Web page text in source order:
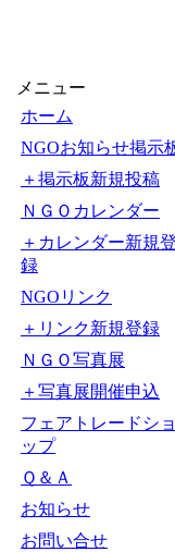
メニュー
ホーム
NGOお知らせ掲示
＋掲示板新規投稿
ＮＧＯカレンダー
＋カレンダー新規登
録
NGOリンク
＋リンク新規登録
ＮＧＯ写真展
＋写真展開催申込
フェアトレードショ
ップ
Ｑ＆Ａ
お知らせ
お問い合せ